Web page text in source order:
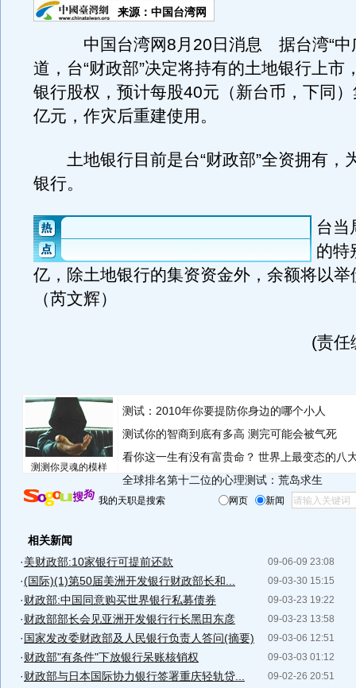
来源： 中国台湾网
中国台湾网8月20日消息 据台湾“中
道，台“财政部”决定将持有的土地银行上市
银行股权，预计每股40元（新台币，下同
亿元，作灾后重建使用。
土地银行目前是台“财政部”全资拥有，
银行。
台当
的特
亿，除土地银行的集资资金外，余额将以举
（芮文辉）
(责任
测测你灵魂的模样
测试：2010年你要提防你身边的哪个小人
测试你的智商到底有多高 测完可能会被气死
看你这一生有没有富贵命？ 世界上最变态的八
全球排名第十二位的心理测试：荒岛求生
我的天职是搜索 网页 新闻
相关新闻
09-06-09 23:08
·美财政部:10家银行可提前还款
09-03-30 15:15
·(国际)(1)第50届美洲开发银行财政部长和...
09-03-23 19:22
·财政部:中国同意购买世界银行私募债券
09-03-23 13:58
·财政部部长会见亚洲开发银行行长黑田东彦
09-03-06 12:51
· 国家发改委财政部及人民银行负责人答问(摘要)
09-03-03 01:12
·财政部"有条件"下放银行呆账核销权
09-02-26 20:51
·财政部与日本国际协力银行签署重庆轻轨贷...